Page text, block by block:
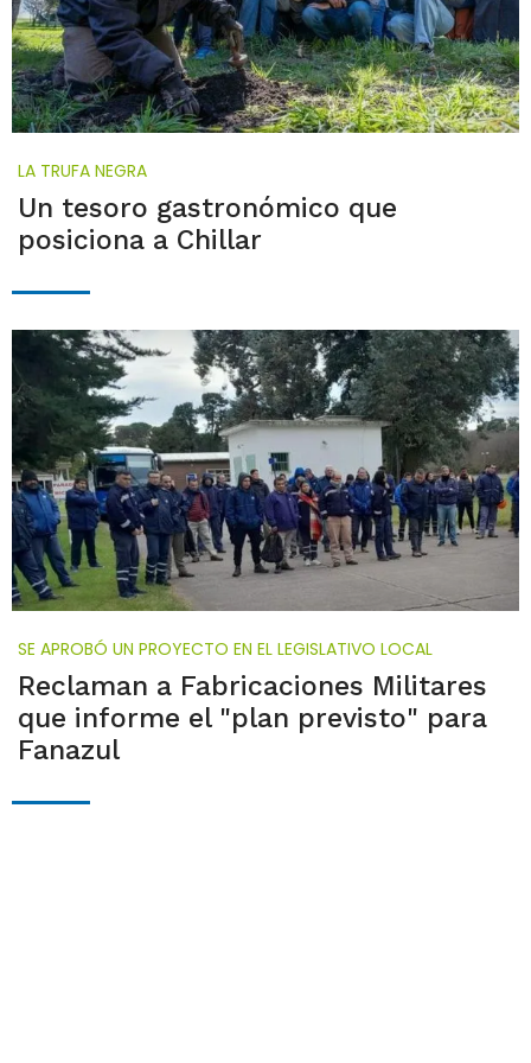
LA TRUFA NEGRA
Un tesoro gastronómico que
posiciona a Chillar
SE APROBÓ UN PROYECTO EN EL LEGISLATIVO LOCAL
Reclaman a Fabricaciones Militares
que informe el "plan previsto" para
Fanazul